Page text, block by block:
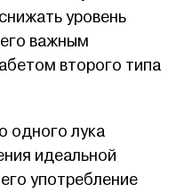
уровень
важным
второго типа
одного лука
идеальной
употребление